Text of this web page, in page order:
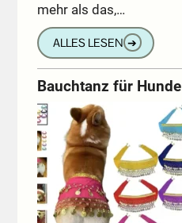
mehr als das,…
ALLES LESEN ➔
Bauchtanz für Hunde